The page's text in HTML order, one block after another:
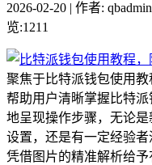
2026-02-20 | 作者:
览:1211
聚焦于比特派钱包使用
帮助用户清晰掌握比特
地呈现操作步骤，无论
设置，还是有一定经验
凭借图片的精准解析给